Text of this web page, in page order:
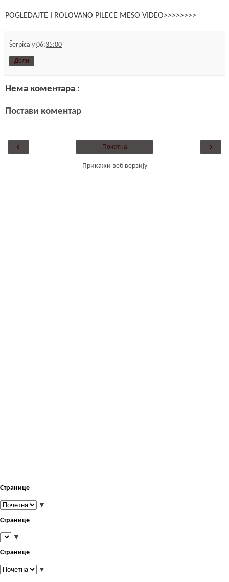
POGLEDAJTE I ROLOVANO PILECE MESO VIDEO>>>>>>>>
Šerpica у 06:35:00
Дели
Нема коментара :
Постави коментар
‹ ›
Почетна
Прикажи веб верзију
Странице
▼
Странице
▼
Странице
▼